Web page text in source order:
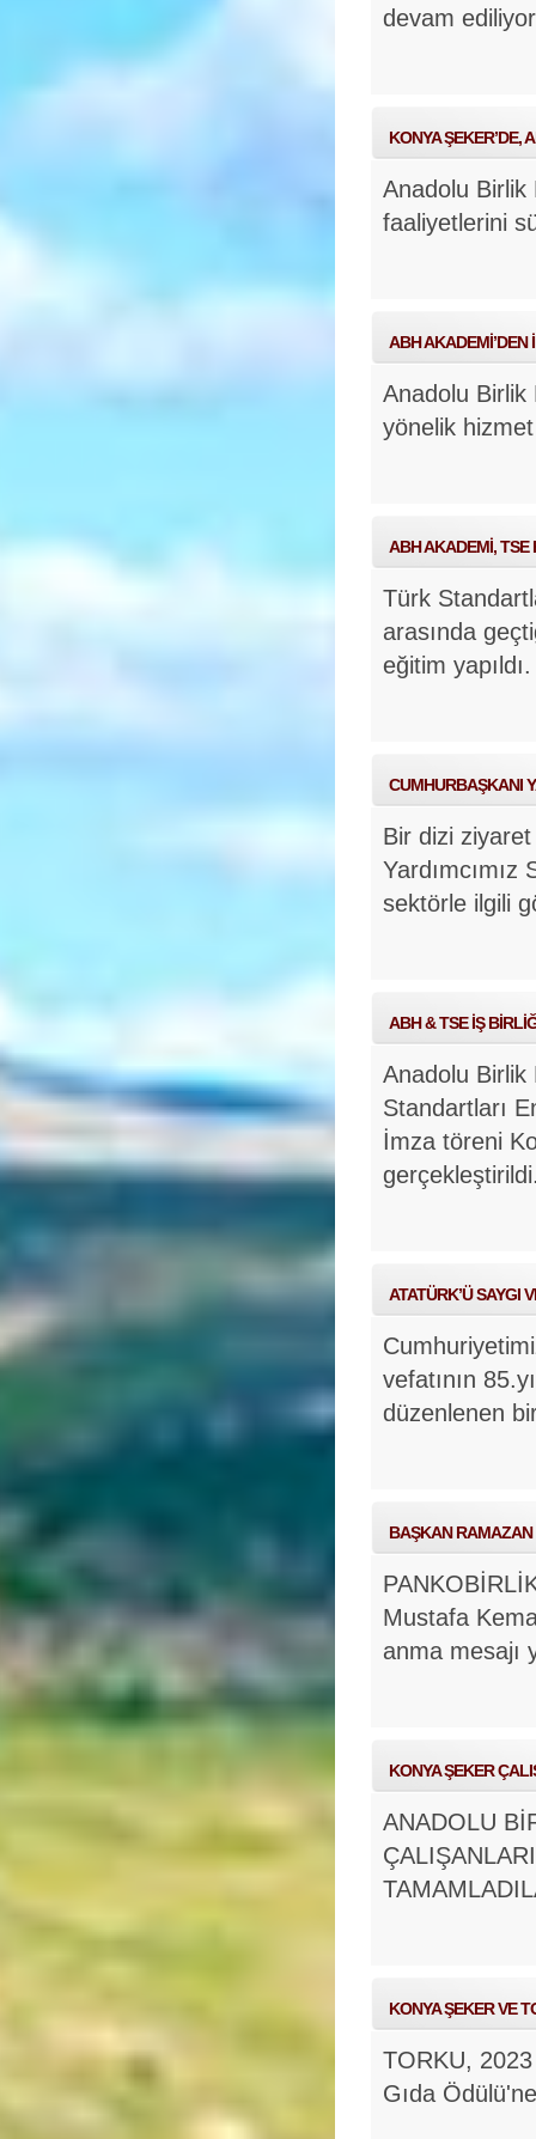
devam
KONYA ŞEKER’DE,
Anadolu Birlik
faaliyetlerini
ABH AKADEMİ’DEN
Anadolu Birlik
yönelik
ABH AKADEMİ, TSE
Türk
arasında
eğitim
CUMHURBAŞKANI
Bir dizi ziyaret
sektörle ilgili
ABH & TSE İŞ
Anadolu Birlik
Standartları
İmza töreni
ATATÜRK’Ü SAYGI
vefatının
düzenlenen
BAŞKAN RAMAZAN
Mustafa
anma mesajı
KONYA ŞEKER
ANADOLU
KONYA ŞEKER VE
TORKU,
Gıda